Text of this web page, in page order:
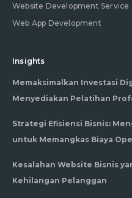
Website Development Service
Web App Development
Insights
Memaksimalkan Investasi
Menyediakan Pelatihan
Strategi Efisiensi Bisnis:
untuk Memangkas Biaya
Kesalahan Website Bisnis
Kehilangan Pelanggan